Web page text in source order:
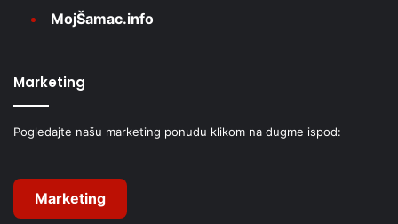
MojŠamac.info
Marketing
Pogledajte našu marketing ponudu klikom na dugme ispod:
Marketing